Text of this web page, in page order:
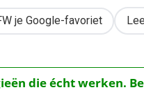
je Google-favoriet
die écht werken.